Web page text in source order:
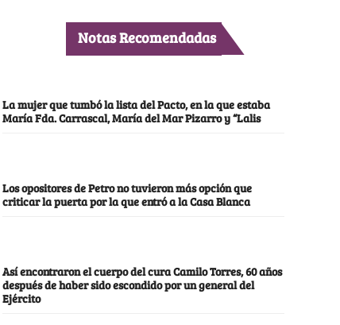
Notas Recomendadas
La mujer que tumbó la lista del Pacto, en la que estaba
María Fda. Carrascal, María del Mar Pizarro y “Lalis
Los opositores de Petro no tuvieron más opción que
criticar la puerta por la que entró a la Casa Blanca
Así encontraron el cuerpo del cura Camilo Torres, 60 años
después de haber sido escondido por un general del
Ejército